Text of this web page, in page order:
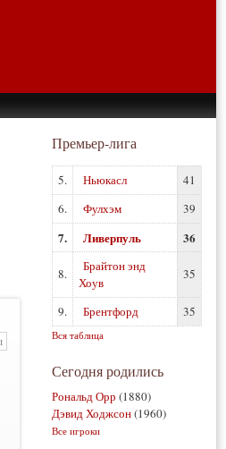
Премьер-лига
5. Ньюкасл
41
6.
Фулхэм 39
7. Ливерпуль 36
8.
Брайтон энд
Хоув
35
9. Брентфорд 35
Вся таблица
Сегодня родились
Рональд Орр (1880)
Дэвид Ходжсон(1960)
Все игроки